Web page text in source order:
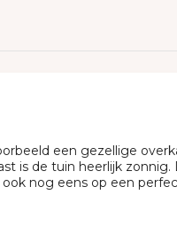
een gezellige
is de tuin heerlijk
nog eens op een